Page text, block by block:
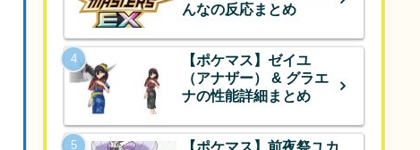
んなの反応まとめ
【ポケマス】ゼイユ
（アナザー） & グラエ
ナの性能詳細まとめ
【ポケマス】前夜祭ユカ